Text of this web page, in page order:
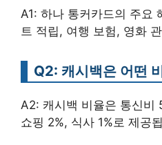
A1: 하나 통커카드의 주요
트 적립, 여행 보험, 영화
Q2: 캐시백은 어떤
A2: 캐시백 비율은 통신비
쇼핑 2%, 식사 1%로 제공